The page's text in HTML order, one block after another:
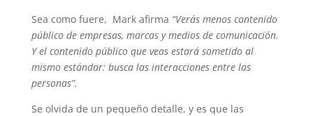
Sea como fuere, Mark afirma “Verás menos contenido
público de empresas, marcas y medios de comunicación.
Y el contenido público que veas estará sometido al
mismo estándar: busca las interacciones entre las
personas”.
Se olvida de un pequeño detalle, y es que las